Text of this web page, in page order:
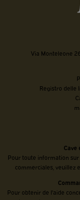
Via Monteleone
Registro delle
Cave
Pour toute information
commerciales, veuillez
Pour obtenir de l'aide